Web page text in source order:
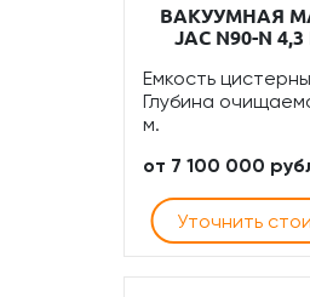
ВАКУУМНАЯ
JAC N90-N
Емкость
Глубина
м.
от 7 100 000
Уточнить